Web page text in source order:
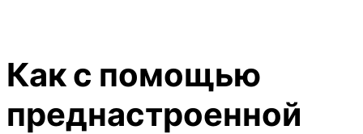
Как с помощью
преднастроенной